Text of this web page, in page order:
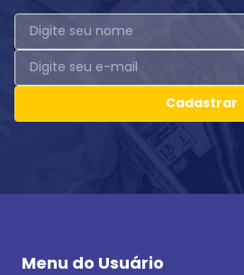
Cadastrar
Menu do Usuário